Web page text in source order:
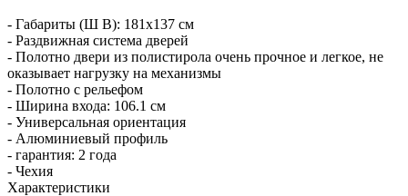
- Габариты (Ш В): 181x137 см
- Раздвижная система дверей
- Полотно двери из полистирола очень прочное и легкое, не
оказывает нагрузку на механизмы
- Полотно с рельефом
- Ширина входа: 106.1 см
- Универсальная ориентация
- Алюминиевый профиль
- гарантия: 2 года
- Чехия
Характеристики